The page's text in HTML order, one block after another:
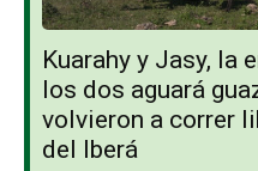
Kuarahy y Jasy, la
los dos aguará
volvieron a correr
del Iberá